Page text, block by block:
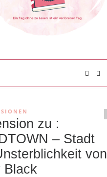
zu :
– Stadt
von
Black